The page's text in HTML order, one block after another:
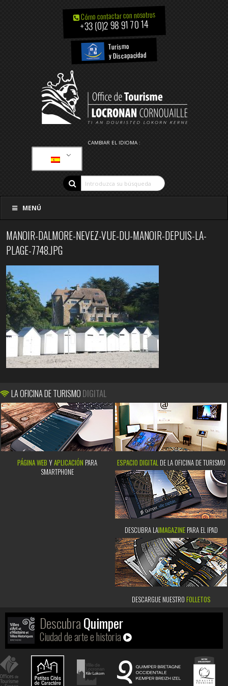
Cómo contactar con nosotros
+33 (0)2 98 91 70 14
Turismo
y Discapacidad
CAMBIAR EL IDIOMA :
MENÚ
MANOIR-DALMORE-NEVEZ-VUE-DU-MANOIR-DEPUIS-LA-
PLAGE-7748.JPG
LA OFICINA DE TURISMO DIGITAL
PÁGINA WEB YAPLICACIÓN PARA
SMARTPHONE
ESPACIO DIGITAL DE LA OFICINA DE TURISMO
DESCUBRA LAIMAGAZINEPARA EL IPAD
DESCARGUE NUESTRO FOLLETOS
DescubraQuimper
Ciudad de arte e historia